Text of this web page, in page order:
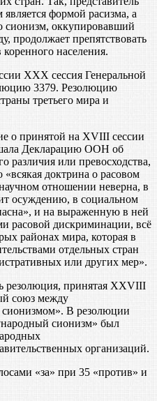
формой расизма, а
сионизм, оккупировавший
продолжает препятствовать
населения.
XXX сессия Генеральной
3379. Резолюцию
третьего мира и
о принятой на XVIII сессии
Декларацию ООН об
различия или превосходства,
доктрина о расовом
отношении неверна, в
осуждению, в социальном
и на выраженную в ней
расовой дискриминации, всё
районах мира, которая в
отдельных стран
или других мер».
резолюция, принятая XXVIII
союз между
В резолюции
сионизм» был
организаций.
«за» при 35 «против» и